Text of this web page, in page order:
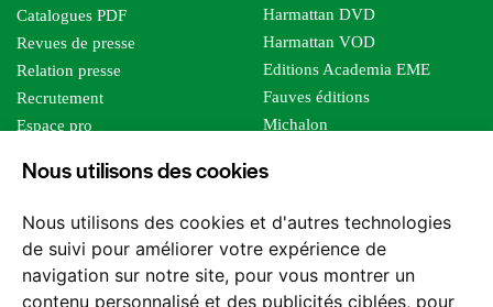
Nous utilisons des cookies
Nous utilisons des cookies et d'autres technologies
de suivi pour améliorer votre expérience de
navigation sur notre site, pour vous montrer un
contenu personnalisé et des publicités ciblées, pour
Catalogues PDF
Revues de presse
Relation presse
Recrutement
Espace pro
Foreign rights
Harmattan DVD
Harmattan VOD
Editions Academia EME
Fauves éditions
Michalon
Editions Sutton
Les impliqués
Tous les éditeurs